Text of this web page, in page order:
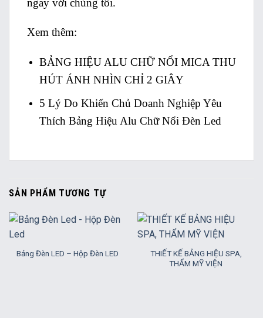
Xem thêm:
BẢNG HIỆU ALU CHỮ NỔI MICA THU
HÚT ÁNH NHÌN CHỈ 2 GIÂY
5 Lý Do Khiến Chủ Doanh Nghiệp Yêu
Thích Bảng Hiệu Alu Chữ Nổi Đèn Led
SẢN PHẨM TƯƠNG TỰ
Bảng Đèn LED – Hộp Đèn LED
THIẾT KẾ BẢNG HIỆU SPA,
THẨM MỸ VIỆN